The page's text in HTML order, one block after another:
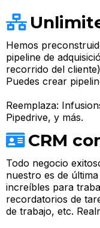
Hemos
pipeline de
recorrido del
Puedes crear
Reemplaza:
Pipedrive, y más.
CRM
Todo negocio
nuestro es de
increíbles para
recordatorios de
de trabajo, etc.